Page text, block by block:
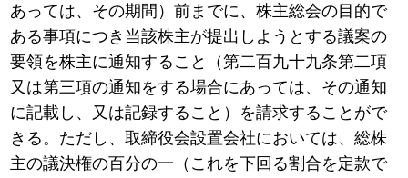
あっては、その期間）前までに、株主総会の目的で
ある事項につき当該株主が提出しようとする議案の
要領を株主に通知すること（第二百九十九条第二項
又は第三項の通知をする場合にあっては、その通知
に記載し、又は記録すること）を請求することがで
きる。ただし、取締役会設置会社においては、総株
主の議決権の百分の一（これを下回る割合を定款で